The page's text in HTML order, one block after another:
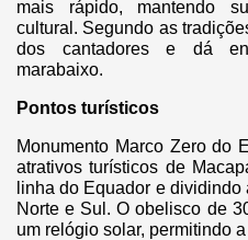
mais rápido, mantendo
cultural. Segundo as
dos cantadores e dá
marabaixo.
Pontos turísticos
Monumento Marco Zero do
atrativos turísticos de
linha do Equador e
Norte e Sul. O obelisco de
um relógio solar, permitindo